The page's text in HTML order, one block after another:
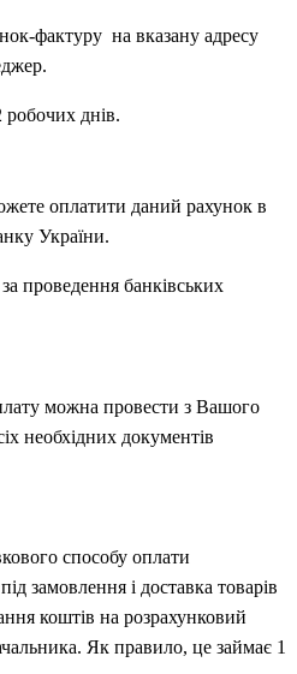
фактуру на вказану адресу
днів.
оплатити даний рахунок в
України.
проведення банківських
можна провести з Вашого
необхідних документів
способу оплати
замовлення і доставка товарів
коштів на розрахунковий
Як правило, це займає 1